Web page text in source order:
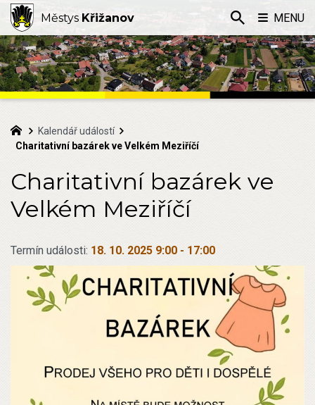
Kalendář událostí
Charitativní bazárek ve Velkém Meziříčí
Charitativní bazárek ve
Velkém Meziříčí
Termín události: 18. 10. 2025 9:00 - 17:00
Městys Křižanov MENU